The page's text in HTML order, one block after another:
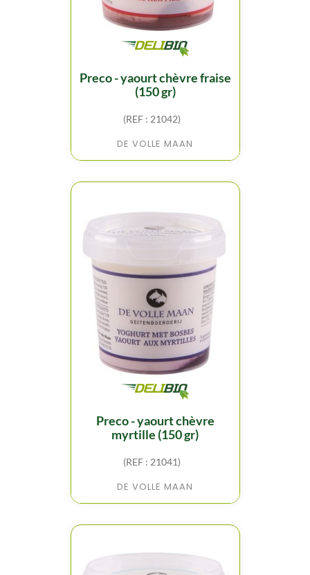
preco - yaourt chèvre fraise
(150 gr)
(REF : 21042)
DE VOLLE MAAN
preco - yaourt chèvre
myrtille (150 gr)
(REF : 21041)
DE VOLLE MAAN